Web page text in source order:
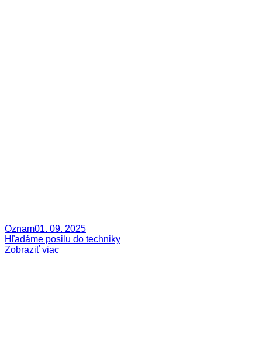
Oznam01. 09. 2025
Hľadáme posilu do techniky
Zobraziť viac